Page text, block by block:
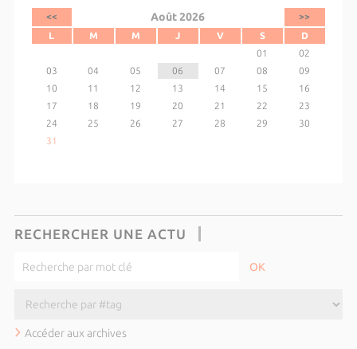
<< Août 2026
>>
L
M M J V S
D
01
02
03
04 05 06 07 08
09
10
11 12 13 14 15
16
17
18 19 20 21 22
23
24
25 26 27 28 29
30
31
RECHERCHER UNE ACTU
Accéder aux archives